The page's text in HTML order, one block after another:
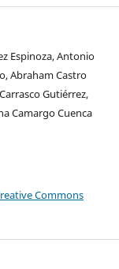
Espinoza, Antonio
Abraham Castro
Gutiérrez,
Camargo Cuenca
Commons